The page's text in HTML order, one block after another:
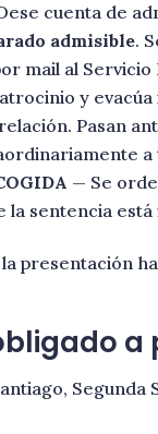
cuenta de
admisible.
mail al
y
Pasan
a
— Se
la sentencia está
presentación